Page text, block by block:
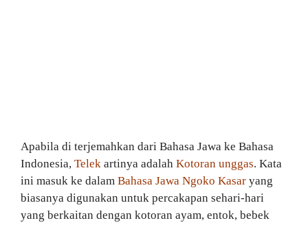
Apabila di terjemahkan dari Bahasa Jawa ke Bahasa
Indonesia, Telek artinya adalah Kotoran unggas. Kata
ini masuk ke dalam Bahasa Jawa Ngoko Kasar yang
biasanya digunakan untuk percakapan sehari-hari
yang berkaitan dengan kotoran ayam, entok, bebek